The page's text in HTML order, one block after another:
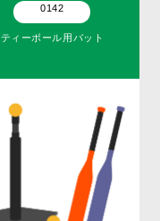
0142
ティーボール用バット